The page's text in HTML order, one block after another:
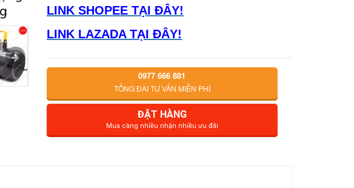
LINK SHOPEE TẠI ĐÂY!
LINK LAZADA TẠI ĐÂY!
0977 666 881
TỔNG ĐÀI TƯ VẤN MIỄN PHÍ
ĐẶT HÀNG
Mua càng nhiều nhận nhiều ưu đãi